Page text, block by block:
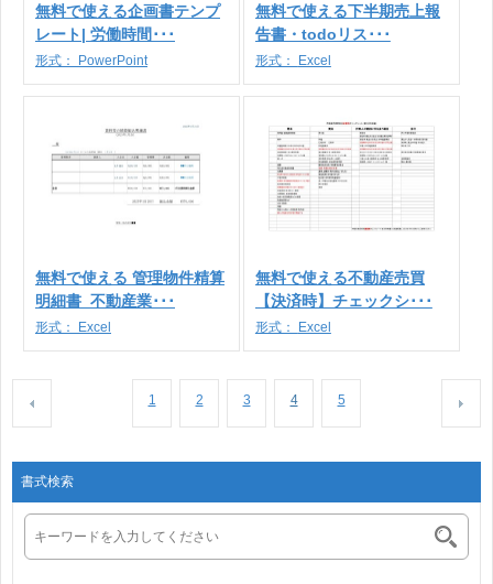
無料で使える企画書テンプ
レート| 労働時間･･･
形式： PowerPoint
無料で使える下半期売上報
告書・todoリス･･･
形式： Excel
無料で使える 管理物件精算
明細書_不動産業･･･
形式： Excel
無料で使える不動産売買
【決済時】チェックシ･･･
形式： Excel
1 2 3 4 5
書式検索